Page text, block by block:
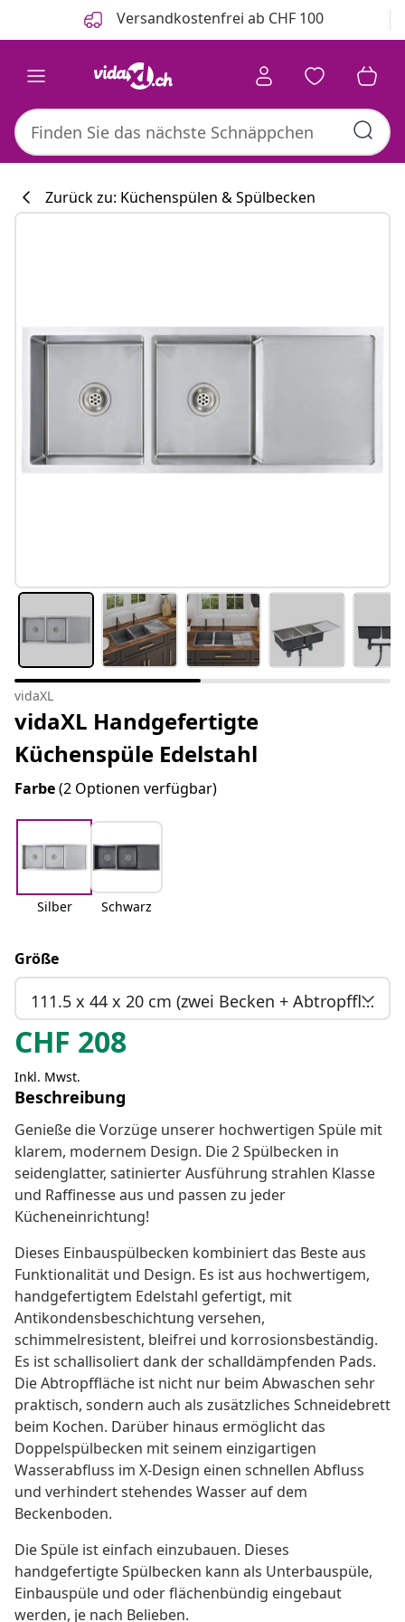
Versandkostenfrei ab CHF 100
Zurück zu: Küchenspülen & Spülbecken
vidaXL
vidaXL Handgefertigte
Küchenspüle Edelstahl
Farbe(2 Optionen verfügbar)
Silber Schwarz
Größe
111.5 x 44 x 20 cm (zwei Becken + Abtropffläche)
CHF 208
Inkl. Mwst.
Beschreibung
Genieße die Vorzüge unserer hochwertigen Spüle mit
klarem, modernem Design. Die 2 Spülbecken in
seidenglatter, satinierter Ausführung strahlen Klasse
und Raffinesse aus und passen zu jeder
Kücheneinrichtung!
Dieses Einbauspülbecken kombiniert das Beste aus
Funktionalität und Design. Es ist aus hochwertigem,
handgefertigtem Edelstahl gefertigt, mit
Antikondensbeschichtung versehen,
schimmelresistent, bleifrei und korrosionsbeständig.
Es ist schallisoliert dank der schalldämpfenden Pads.
Die Abtropffläche ist nicht nur beim Abwaschen sehr
praktisch, sondern auch als zusätzliches Schneidebrett
beim Kochen. Darüber hinaus ermöglicht das
Doppelspülbecken mit seinem einzigartigen
Wasserabfluss im X-Design einen schnellen Abfluss
und verhindert stehendes Wasser auf dem
Beckenboden.
Die Spüle ist einfach einzubauen. Dieses
handgefertigte Spülbecken kann als Unterbauspüle,
Einbauspüle und oder flächenbündig eingebaut
werden, je nach Belieben.